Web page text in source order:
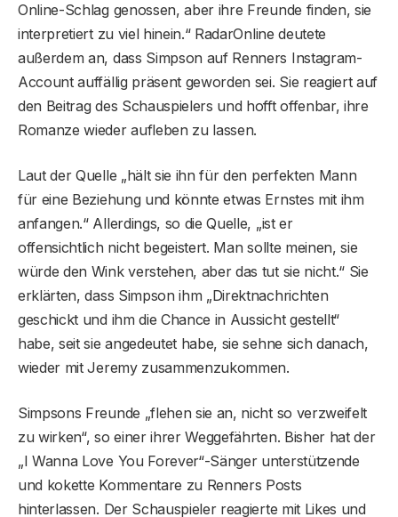
Online-Schlag genossen, aber ihre Freunde finden, sie
interpretiert zu viel hinein.“ RadarOnline deutete
außerdem an, dass Simpson auf Renners Instagram-
Account auffällig präsent geworden sei. Sie reagiert auf
den Beitrag des Schauspielers und hofft offenbar, ihre
Romanze wieder aufleben zu lassen.
Laut der Quelle „hält sie ihn für den perfekten Mann
für eine Beziehung und könnte etwas Ernstes mit ihm
anfangen.“ Allerdings, so die Quelle, „ist er
offensichtlich nicht begeistert. Man sollte meinen, sie
würde den Wink verstehen, aber das tut sie nicht.“ Sie
erklärten, dass Simpson ihm „Direktnachrichten
geschickt und ihm die Chance in Aussicht gestellt“
habe, seit sie angedeutet habe, sie sehne sich danach,
wieder mit Jeremy zusammenzukommen.
Simpsons Freunde „flehen sie an, nicht so verzweifelt
zu wirken“, so einer ihrer Weggefährten. Bisher hat der
„I Wanna Love You Forever“-Sänger unterstützende
und kokette Kommentare zu Renners Posts
hinterlassen. Der Schauspieler reagierte mit Likes und